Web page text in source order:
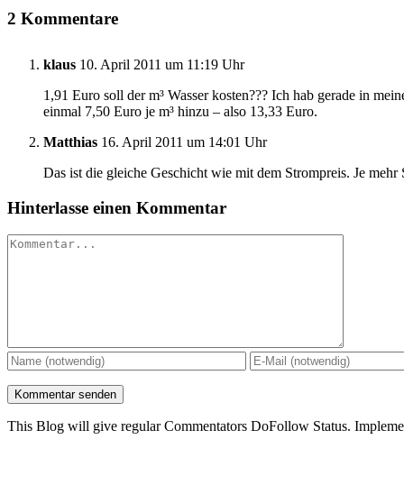
2 Kommentare
klaus 10. April 2011 um 11:19 Uhr
1,91 Euro soll der m³ Wasser kosten??? Ich hab gerade in
einmal 7,50 Euro je m³ hinzu – also 13,33 Euro.
Matthias 16. April 2011 um 14:01 Uhr
Das ist die gleiche Geschicht wie mit dem Strompreis. Je
Hinterlasse einen Kommentar
Kommentar
This Blog will give regular Commentators DoFollow Status.